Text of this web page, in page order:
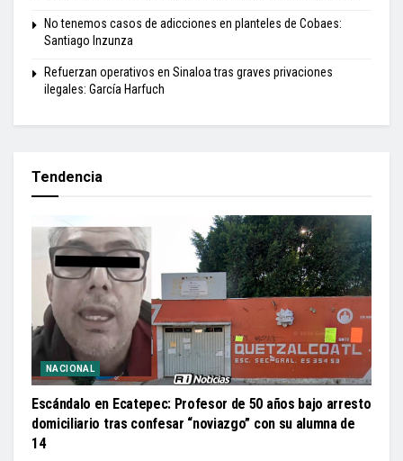
No tenemos casos de adicciones en planteles de Cobaes:
Santiago Inzunza
Refuerzan operativos en Sinaloa tras graves privaciones
ilegales: García Harfuch
Tendencia
NACIONAL
Escándalo en Ecatepec: Profesor de 50 años bajo arresto
domiciliario tras confesar “noviazgo” con su alumna de
14